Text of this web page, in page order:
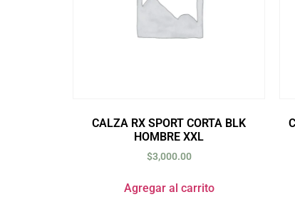
CALZA RX SPORT CORTA BLK
HOMBRE XXL
$3,000.00
Agregar al carrito